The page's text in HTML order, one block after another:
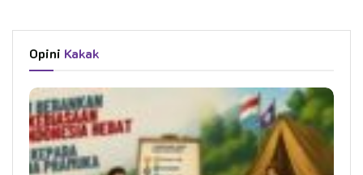
Opini Kakak